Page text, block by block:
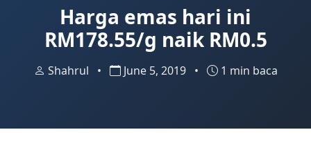
Harga emas hari ini
RM178.55/g naik RM0.5
Shahrul • June 5, 2019 • 1 min baca